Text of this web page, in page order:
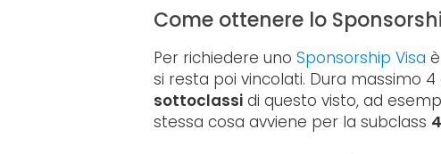
Come ottenere lo
Per richiedere unoSponsorship Visa
si resta poi vincolati. Dura massimo
sottoclassi di questo visto, ad
stessa cosa avviene per la subclass